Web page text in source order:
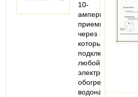
10-
амперный
приемник,
через
который
подключается
любой
электроприбор:
обогреватель,
водонагреватель,